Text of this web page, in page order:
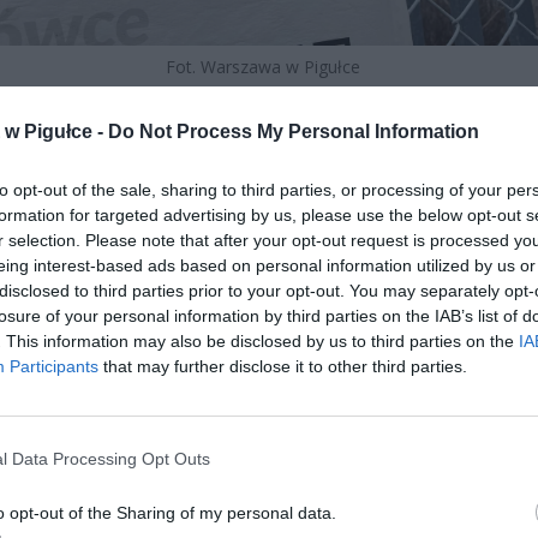
Pigułce - Do Not Process My Personal Information
opt-out of the sale, sharing to third parties, or processing of your
for targeted advertising by us, please use the below opt-out
selection. Please note that after your opt-out request is processed
interest-based ads based on personal information utilized by us
to third parties prior to your opt-out. You may separately
of your personal information by third parties on the IAB’s list of
This information may also be disclosed by us to third parties on the
Participants that may further disclose it to other third parties.
Data Processing Opt Outs
opt-out of the Sharing of my personal data.
Fot. Warszawa w Pigułce
energetyczny nie jest powszechnym świadczeniem
emerytów. Przysługuje on ściśle określonym grupom
na rzecz niepodległości Polski lub były ofiarami represji w
kraju. Dodatkowo, świadczenie to przysługuje
przymusowo skierowani do pracy w kopalniach
zakładach wydobywających rudy uranu czy
podczas odbywania zastępczej służby wojskowej.